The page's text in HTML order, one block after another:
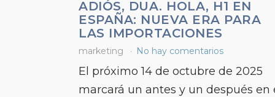
ADIÓS, DUA. HOLA, H1 EN
ESPAÑA: NUEVA ERA PARA
LAS IMPORTACIONES
marketing No hay comentarios
El próximo 14 de octubre de 2025
marcará un antes y un después en